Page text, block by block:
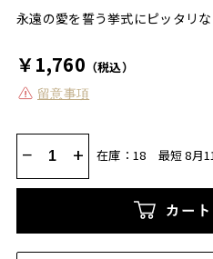
永遠の愛を誓う挙式にピッタリな
￥1,760 （税込）
留意事項
− + 在庫：18 最短 8月